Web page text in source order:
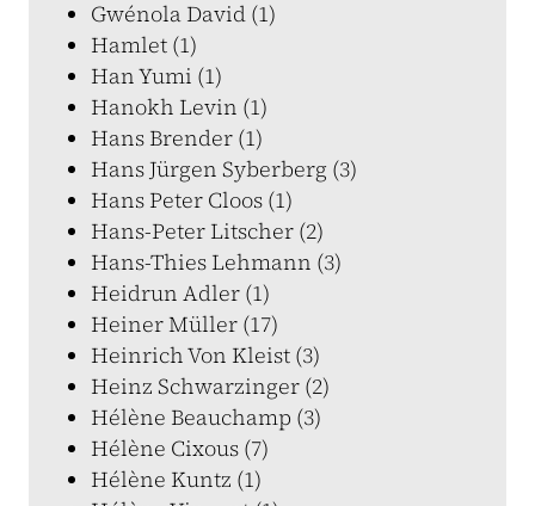
Gwénola David (1)
Hamlet (1)
Han Yumi (1)
Hanokh Levin (1)
Hans Brender (1)
Hans Jürgen Syberberg (3)
Hans Peter Cloos (1)
Hans-Peter Litscher (2)
Hans-Thies Lehmann (3)
Heidrun Adler (1)
Heiner Müller (17)
Heinrich Von Kleist (3)
Heinz Schwarzinger (2)
Hélène Beauchamp (3)
Hélène Cixous (7)
Hélène Kuntz (1)